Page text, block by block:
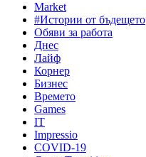
Market
#Истории от бъдещето
Обяви за работа
Днес
Лайф
Корнер
Бизнес
Времето
Games
IT
Impressio
COVID-19